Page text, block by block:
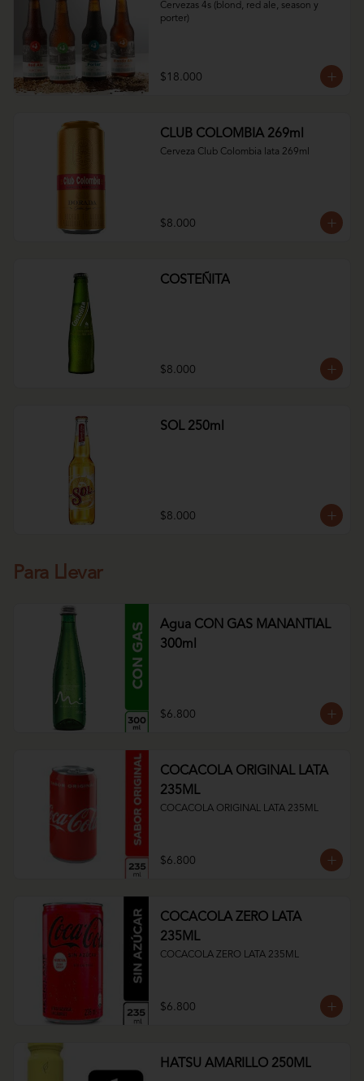
Cervezas 4s (blond, red ale, season y
porter)
$18.000
CLUB COLOMBIA 269ml
Cerveza Club Colombia lata 269ml
$8.000
COSTEÑITA
$8.000
SOL 250ml
$8.000
Para Llevar
Agua CON GAS MANANTIAL
300ml
$6.800
COCACOLA ORIGINAL LATA
235ML
COCACOLA ORIGINAL LATA 235ML
$6.800
COCACOLA ZERO LATA
235ML
COCACOLA ZERO LATA 235ML
$6.800
HATSU AMARILLO 250ML